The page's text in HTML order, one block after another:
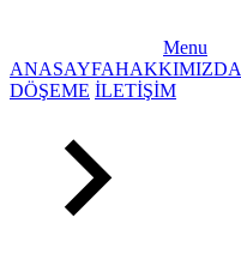
Menu
ANASAYFAHAKKIMIZDA
DÖŞEME İLETİŞİM